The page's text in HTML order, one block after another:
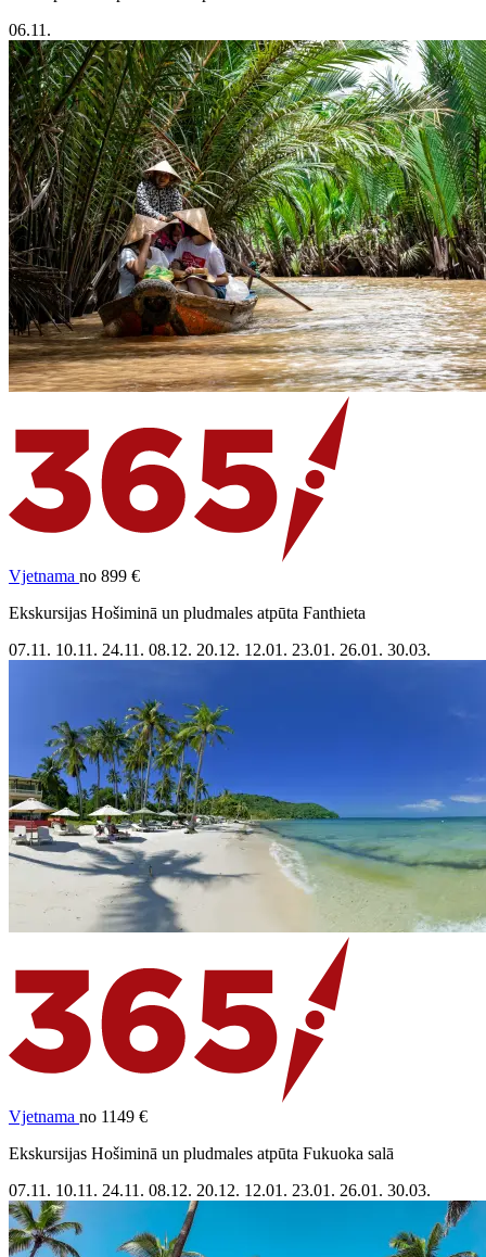
06.11.
Vjetnama no 899 €
Ekskursijas Hošiminā un pludmales atpūta Fanthieta
07.11. 10.11. 24.11. 08.12. 20.12. 12.01. 23.01. 26.01. 30.03.
Vjetnama no 1149 €
Ekskursijas Hošiminā un pludmales atpūta Fukuoka salā
07.11. 10.11. 24.11. 08.12. 20.12. 12.01. 23.01. 26.01. 30.03.